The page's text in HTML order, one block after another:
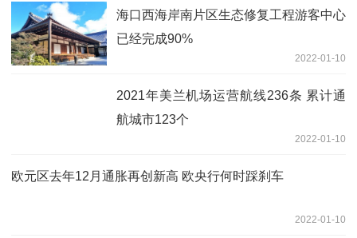
海口西海岸南片区生态修复工程游客中心
已经完成90%
2022-01-10
2021年美兰机场运营航线236条 累计通
航城市123个
2022-01-10
欧元区去年12月通胀再创新高 欧央行何时踩刹车
2022-01-10